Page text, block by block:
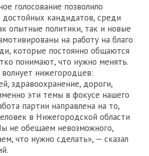
голосование позволило
кандидатов, среди
опытные политики, так и новые
на работу на благо
которые постоянно общаются
понимают, что нужно менять.
нижегородцев:
здравоохранение, дороги,
эти темы в фокусе нашего
партии направлена на то,
в Нижегородской области
не обещаем невозможного,
что нужно сделать», — сказал